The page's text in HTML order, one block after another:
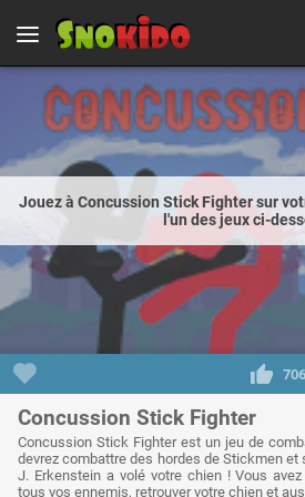
Jouez à Concussion Stick Fighter sur
l'un des jeux ci-
706
Concussion Stick Fighter
Concussion Stick Fighter est un jeu de
devrez combattre des hordes de Stickmen et
J. Erkenstein a volé votre chien ! Vous
tous vos ennemis, retrouver votre chien et